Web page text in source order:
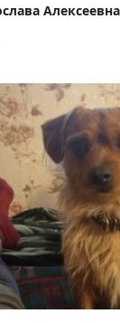
Алексеевна